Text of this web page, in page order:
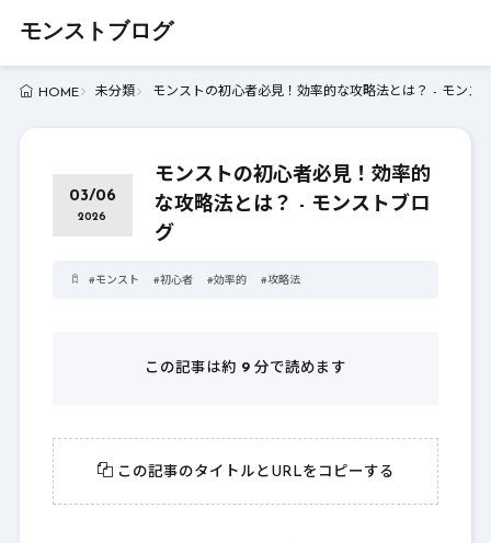
モンストブログ
HOME 未分類 モンストの初心者必見！効率的な攻略法とは？ - モンス
03/06
2026
モンストの初心者必見！効率的
な攻略法とは？ - モンストブロ
グ
#モンスト #初心者 #効率的 #攻略法
この記事は約 9 分で読めます
この記事のタイトルとURLをコピーする